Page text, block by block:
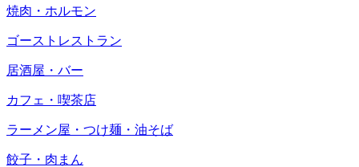
焼肉・ホルモン
ゴーストレストラン
居酒屋・バー
カフェ・喫茶店
ラーメン屋・つけ麺・油そば
餃子・肉まん